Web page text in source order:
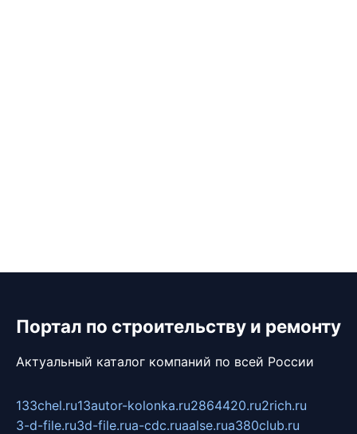
Портал по строительству и ремонту
Актуальный каталог компаний по всей России
133chel.ru13autor-kolonka.ru2864420.ru2rich.ru
3-d-file.ru3d-file.rua-cdc.ruaalse.rua380club.ru